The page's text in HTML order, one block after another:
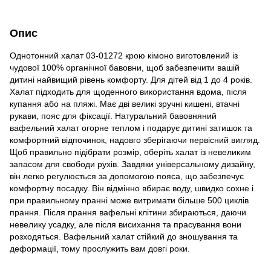
Опис
Однотонний халат 03-01272 крою кімоно виготовлений із
чудової 100% органічної бавовни, щоб забезпечити вашій
дитині найвищий рівень комфорту. Для дітей від 1 до 4 років.
Халат підходить для щоденного використання вдома, після
купання або на пляжі. Має дві великі зручні кишені, втачні
рукави, пояс для фіксації. Натуральний бавовняний
вафельний халат огорне теплом і подарує дитині затишок та
комфортний відпочинок, надовго зберігаючи первісний вигляд.
Щоб правильно підібрати розмір, оберіть халат із невеликим
запасом для свободи рухів. Завдяки універсальному дизайну,
він легко регулюється за допомогою пояса, що забезпечує
комфортну посадку. Він відмінно вбирає воду, швидко сохне і
при правильному пранні може витримати більше 500 циклів
прання. Після прання вафельні клітини збираються, даючи
невелику усадку, але після висихання та прасування вони
розходяться. Вафельний халат стійкий до зношування та
деформації, тому прослужить вам довгі роки.